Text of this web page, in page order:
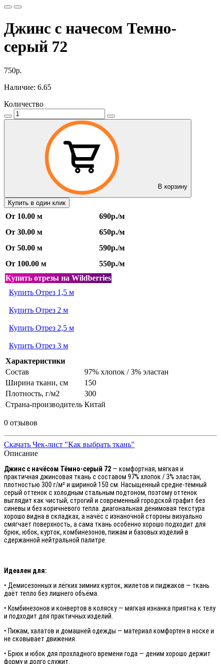
Джинс с начесом Темно-
серый 72
750р.
Наличие: 6.65
Количество
В корзину
Купить в один клик
От 10.00 м
690р./м
От 30.00 м
650р./м
От 50.00 м
590р./м
От 100.00 м
550р./м
Купить отрезы на Wildberries
Купить Отрез 1,5 м
Купить Отрез 2 м
Купить Отрез 2,5 м
Купить Отрез 3 м
Характеристики
Состав
97% хлопок / 3% эластан
Ширина ткани, см
150
Плотность, г/м2
300
Страна-производитель Китай
0 отзывов
Скачать Чек-лист "Как выбрать ткань"
Описание
Джинс с начёсом Тёмно-серый 72 — комфортная, мягкая и
практичная джинсовая ткань с составом 97% хлопок / 3% эластан,
плотностью 300 г/м² и шириной 150 см. Насыщенный средне-тёмный
серый оттенок с холодным стальным подтоном, поэтому оттенок
выглядит как чистый, строгий и современный городской графит без
синевы и без коричневого тепла. диагональная денимовая текстура
хорошо видна в складках, а начёс с изнаночной стороны визуально
смягчает поверхность, а сама ткань особенно хорошо подходит для
брюк, юбок, курток, комбинезонов, пижам и базовых изделий в
сдержанной нейтральной палитре.
Идеален для:
• Демисезонных и лёгких зимних курток, жилетов и пиджаков — ткань
даёт тепло без лишнего объёма.
• Комбинезонов и конвертов в коляску — мягкая изнанка приятна к телу
и подходит для практичных изделий.
• Пижам, халатов и домашней одежды — материал комфортен в носке и
не сковывает движения.
• Брюк и юбок для прохладного времени года — деним хорошо держит
форму и долго служит.